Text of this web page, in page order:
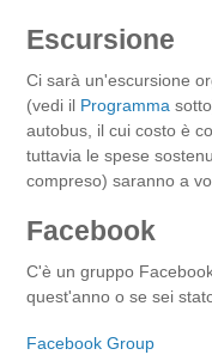
Escursione
Ci sarà un'escursione
(vedi il Programma
autobus, il cui costo è
tuttavia le spese
compreso) saranno a
Facebook
C'è un gruppo
quest'anno o se sei
Facebook Group